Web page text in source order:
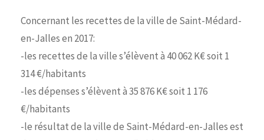
Concernant les recettes de la ville de Saint-Médard-
en-Jalles en 2017:
-les recettes de la ville s’élèvent à 40 062 K€ soit 1
314 €/habitants
-les dépenses s’élèvent à 35 876 K€ soit 1 176
€/habitants
-le résultat de la ville de Saint-Médard-en-Jalles est